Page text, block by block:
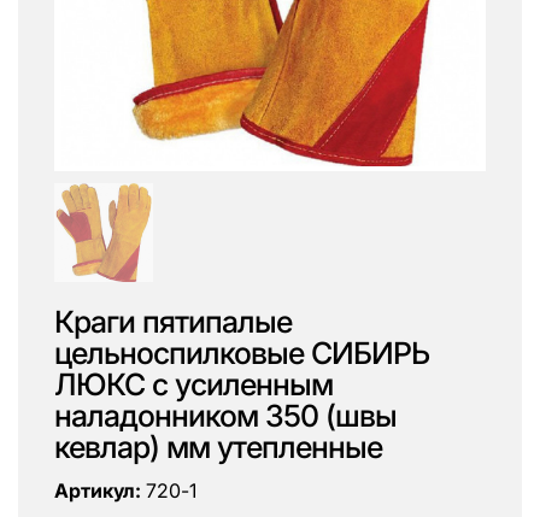
Краги пятипалые
цельноспилковые СИБИРЬ
ЛЮКС с усиленным
наладонником 350 (швы
кевлар) мм утепленные
Артикул: 720-1